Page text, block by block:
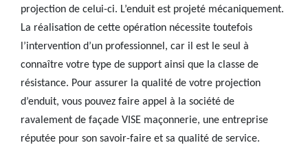
projection de celui-ci. L’enduit est projeté mécaniquement.
La réalisation de cette opération nécessite toutefois
l’intervention d’un professionnel, car il est le seul à
connaître votre type de support ainsi que la classe de
résistance. Pour assurer la qualité de votre projection
d’enduit, vous pouvez faire appel à la société de
ravalement de façade VISE maçonnerie, une entreprise
réputée pour son savoir-faire et sa qualité de service.